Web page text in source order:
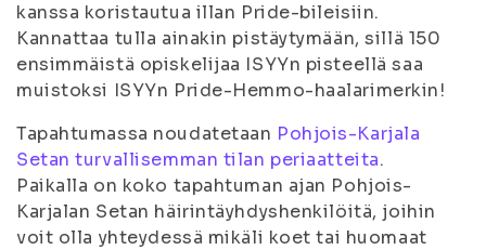
kanssa koristautua illan Pride-bileisiin.
Kannattaa tulla ainakin pistäytymään, sillä 150
ensimmäistä opiskelijaa ISYYn pisteellä saa
muistoksi ISYYn Pride-Hemmo-haalarimerkin!
Tapahtumassa noudatetaan Pohjois-Karjala
Setan turvallisemman tilan periaatteita.
Paikalla on koko tapahtuman ajan Pohjois-
Karjalan Setan häirintäyhdyshenkilöitä, joihin
voit olla yhteydessä mikäli koet tai huomaat